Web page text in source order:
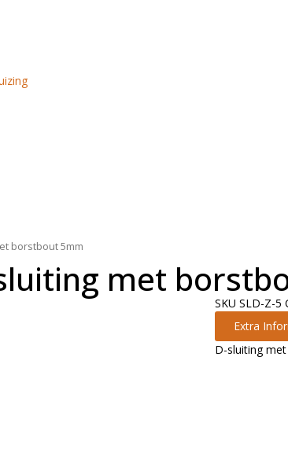
borstbout 5mm
met
SKUSLD-Z-5
Extra
D-sluiting